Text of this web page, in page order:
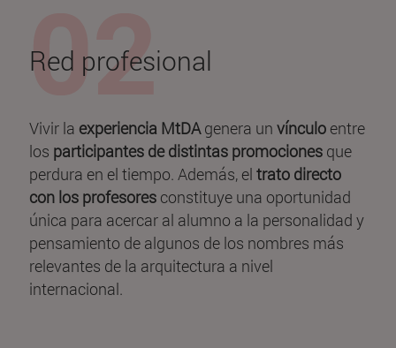
Red profesional
Vivir la experiencia MtDAgenera un vínculoentre
los participantes de distintas promocionesque
perdura en el tiempo. Además, el trato directo
con los profesoresconstituye una oportunidad
única para acercar al alumno a la personalidad y
pensamiento de algunos de los nombres más
relevantes de la arquitectura a nivel
internacional.